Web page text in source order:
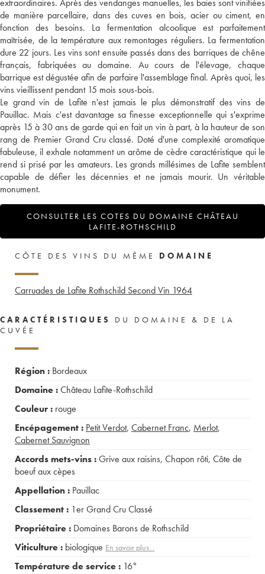
extraordinaires. Après des vendanges manuelles, les baies sont vinifiées
de manière parcellaire, dans des cuves en bois, acier ou ciment, en
fonction des besoins. La fermentation alcoolique est parfaitement
maîtrisée, de la température aux remontages réguliers. La fermentation
dure 22 jours. Les vins sont ensuite passés dans des barriques de chêne
français, fabriquées au domaine. Au cours de l'élevage, chaque
barrique est dégustée afin de parfaire l'assemblage final. Après quoi, les
vins vieillissent pendant 15 mois sous-bois.
Le grand vin de Lafite n'est jamais le plus démonstratif des vins de
Pauillac. Mais c'est davantage sa finesse exceptionnelle qui s'exprime
après 15 à 30 ans de garde qui en fait un vin à part, à la hauteur de son
rang de Premier Grand Cru classé. Doté d'une complexité aromatique
fabuleuse, il exhale notamment un arôme de cèdre caractéristique qui le
rend si prisé par les amateurs. Les grands millésimes de Lafite semblent
capable de défier les décennies et ne jamais mourir. Un véritable
monument.
CONSULTER LES COTES DU DOMAINE CHÂTEAU
LAFITE-ROTHSCHILD
CÔTE DES VINS DU MÊME DOMAINE
Carruades de Lafite Rothschild Second Vin 1964
CARACTÉRISTIQUES
DU DOMAINE & DE LA
CUVÉE
Région : Bordeaux
Domaine :Château Lafite-Rothschild
Couleur : rouge
Encépagement : Petit Verdot, Cabernet Franc, Merlot,
Cabernet Sauvignon
Accords mets-vins :Grive aux raisins, Chapon rôti, Côte de
boeuf aux cèpes
Appellation : Pauillac
Classement : 1er Grand Cru Classé
Propriétaire : Domaines Barons de Rothschild
Viticulture : biologique En savoir plus...
Température de service : 16°